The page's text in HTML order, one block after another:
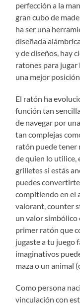
perfección a la
gran cubo de
ha ser una
diseñada
y de diseños, hay
ratones para
una mejor
El ratón ha
función tan
de navegar por
tan complejas
ratón puede tener
de quien lo utilice,
grilletes si estás
puedes
compitiendo en el
valorant, counter
un valor simbólico
primer ratón que
jugaste a tu juego
imaginativos
maza o un animal
Como persona
vinculación con